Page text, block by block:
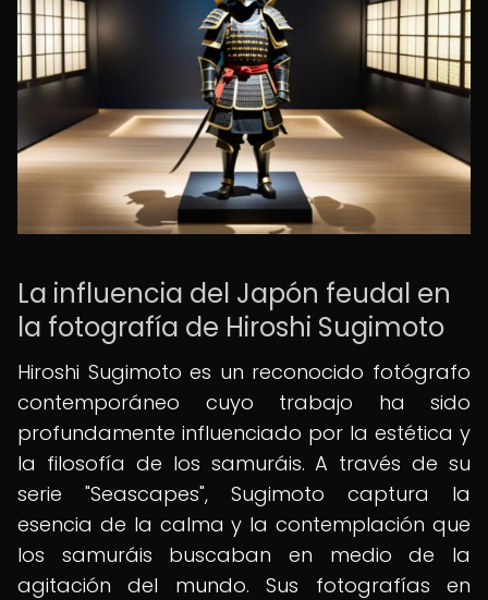
La influencia del Japón feudal en
la fotografía de Hiroshi Sugimoto
Hiroshi Sugimoto es un reconocido fotógrafo
contemporáneo cuyo trabajo ha sido
profundamente influenciado por la estética y
la filosofía de los samuráis. A través de su
serie "Seascapes", Sugimoto captura la
esencia de la calma y la contemplación que
los samuráis buscaban en medio de la
agitación del mundo. Sus fotografías en